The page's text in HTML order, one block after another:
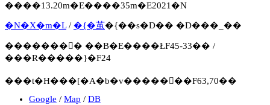
����13.20m�E����35m�E2021�N
�N�X�m�L/ �{�茧�{��s�D�� �D���_��
�������񍐏� ��B�E����ŁF45-33�� /
���R�����}�F24
���t�H���[�A�b�v�����񍐏��F63,70��
Google / Map / DB